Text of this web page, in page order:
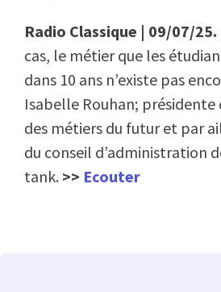
Radio Classique | 09/07/25.
cas, le métier que les
dans 10 ans n’existe pas
Isabelle Rouhan; présidente
des métiers du futur et par
du conseil d’administration
tank. >> Ecouter